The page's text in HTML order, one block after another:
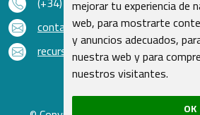
mejorar tu experiencia de
web, para mostrarte
y anuncios adecuados,
nuestra web y para
nuestros visitantes.
OK
contacto@qsr.es
recursoshumanos@qsr.es